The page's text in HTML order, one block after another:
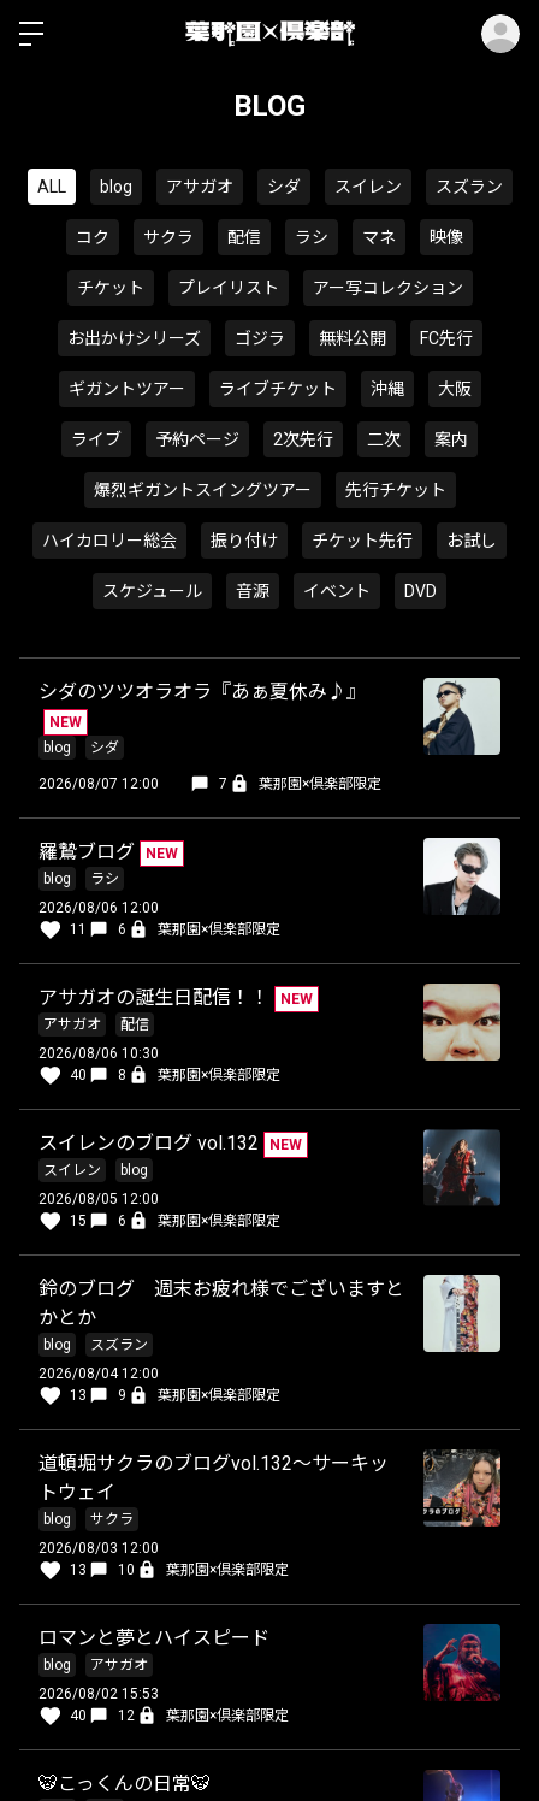
BLOG
ALL blog アサガオ シダ スイレン スズラン
コク サクラ 配信 ラシ マネ 映像
チケット プレイリスト アー写コレクション
お出かけシリーズ ゴジラ 無料公開 FC先行
ギガントツアー ライブチケット 沖縄 大阪
ライブ 予約ページ 2次先行 二次 案内
爆烈ギガントスイングツアー 先行チケット
ハイカロリー総会 振り付け チケット先行 お試し
スケジュール 音源 イベント DVD
シダのツツオラオラ『あぁ夏休み♪』
NEW
blog
シダ
2026/08/07 12:00 7 葉那園×倶楽部限定
羅鷙ブログ
NEW
blog
ラシ
2026/08/06 12:00
11
6 葉那園×倶楽部限定
アサガオの誕生日配信！！
NEW
アサガオ
配信
2026/08/06 10:30
40
8 葉那園×倶楽部限定
スイレンのブログ vol.132
NEW
スイレン
blog
2026/08/05 12:00
15
6 葉那園×倶楽部限定
鈴のブログ 週末お疲れ様でございますと
かとか
blog
スズラン
2026/08/04 12:00
13
9 葉那園×倶楽部限定
道頓堀サクラのブログvol.132〜サーキッ
トウェイ
blog
サクラ
2026/08/03 12:00
13
10 葉那園×倶楽部限定
ロマンと夢とハイスピード
blog
アサガオ
2026/08/02 15:53
40
12 葉那園×倶楽部限定
🐯こっくんの日常🐯